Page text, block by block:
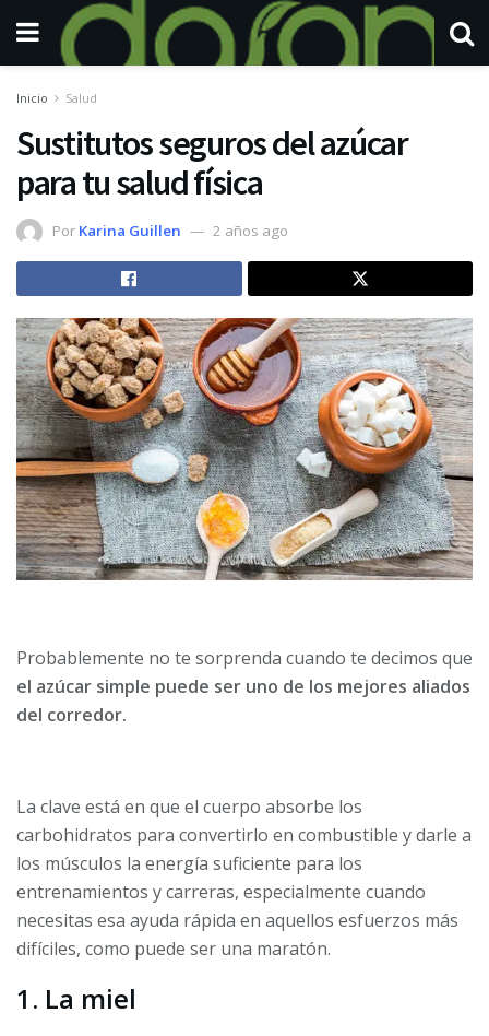
Inicio Salud
Sustitutos seguros del azúcar
para tu salud física
Por Karina Guillen 2 años ago
Probablemente no te sorprenda cuando te decimos que
el azúcar simple puede ser uno de los mejores aliados
del corredor.
La clave está en que el cuerpo absorbe los
carbohidratos para convertirlo en combustible y darle a
los músculos la energía suficiente para los
entrenamientos y carreras, especialmente cuando
necesitas esa ayuda rápida en aquellos esfuerzos más
difíciles, como puede ser una maratón.
1. La miel